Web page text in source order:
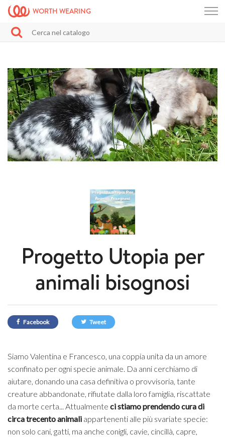
WORTH WEARING
Progetto Utopia per
animali bisognosi
Facebook Tweet
Siamo Valentina e Francesco, una coppia unita da un amore
sconfinato per ogni specie animale. Da anni cerchiamo di
aiutare, donando una casa definitiva o provvisoria, tante
creature abbandonate, rifiutate dalla loro famiglia, riscattate
da morte certa... Attualmente ci stiamo prendendo cura di
circa trecento animali appartenenti alle più svariate specie:
non solo cani, gatti, ma anche conigli, cavie, cincillà, capre,